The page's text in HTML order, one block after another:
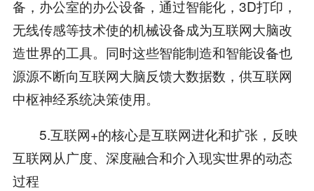
备，办公室的办公设备，通过智能化，3D打印，
无线传感等技术使的机械设备成为互联网大脑改
造世界的工具。同时这些智能制造和智能设备也
源源不断向互联网大脑反馈大数据数，供互联网
中枢神经系统决策使用。
5.互联网+的核心是互联网进化和扩张，反映
互联网从广度、深度融合和介入现实世界的动态
过程